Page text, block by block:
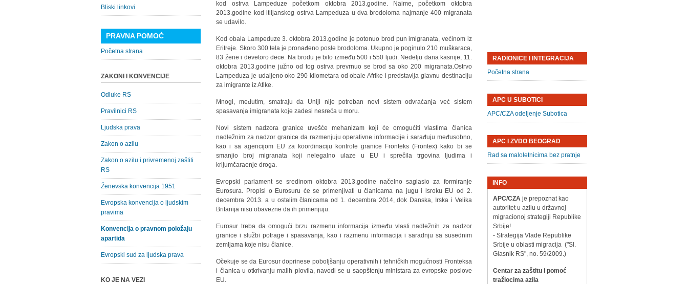
kod ostrva Lampeduze početkom oktobra 2013.godine. Naime, početkom oktobra
2013.godine kod itlijanskog ostrva Lampeduza u dva brodoloma najmanje 400 migranata
se udavilo.
Kod obala Lampeduze 3. oktobra 2013.godine je potonuo brod pun imigranata, većinom iz
Eritreje. Skoro 300 tela je pronađeno posle brodoloma. Ukupno je poginulo 210 muškaraca,
83 žene i devetoro dece. Na brodu je bilo između 500 i 550 ljudi. Nedelju dana kasnije, 11.
oktobra 2013.godine južno od tog ostrva prevrnuo se brod sa oko 200 migranata.Ostrvo
Lampeduza je udaljeno oko 290 kilometara od obale Afrike i predstavlja glavnu destinaciju
za imigrante iz Afike.
Mnogi, međutim, smatraju da Uniji nije potreban novi sistem odvraćanja već sistem
spasavanja imigranata koje zadesi nesreća u moru.
Novi sistem nadzora granice uvešće mehanizam koji će omogućiti vlastima članica
nadležnim za nadzor granice da razmenjuju operativne informacije i sarađuju međusobno,
kao i sa agencijom EU za koordinaciju kontrole granice Fronteks (Frontex) kako bi se
smanjio broj migranata koji nelegalno ulaze u EU i sprečila trgovina ljudima i
krijumčaraenje droga.
Evropski parlament se sredinom oktobra 2013.godine načelno saglasio za formiranje
Eurosura. Propisi o Eurosuru će se primenjivati u članicama na jugu i isroku EU od 2.
decembra 2013. a u ostalim članicama od 1. decembra 2014, dok Danska, Irska i Velika
Britanija nisu obavezne da ih primenjuju.
Eurosur treba da omogući brzu razmenu informacija između vlasti nadležnih za nadzor
granice i službi potrage i spasavanja, kao i razmenu informacija i saradnju sa susednim
zemljama koje nisu članice.
Očekuje se da Eurosur doprinese poboljšanju operativnih i tehničkih mogućnosti Fronteksa
i članica u otkrivanju malih plovila, navodi se u saopštenju ministara za evropske poslove
EU.
Bliski linkovi
PRAVNA POMOĆ
Početna strana
ZAKONI I KONVENCIJE
Odluke RS
Pravilnici RS
Ljudska prava
Zakon o azilu
Zakon o azilu i privremenoj zaštiti
RS
Ženevska konvencija 1951
Evropska konvencija o ljudskim
pravima
Konvencija o pravnom položaju
apartida
Evropski sud za ljudska prava
KO JE NA VEZI
RADIONICE I INTEGRACIJA
Početna strana
APC U SUBOTICI
APC/CZA odeljenje Subotica
APC I ZVDO BEOGRAD
Rad sa maloletnicima bez pratnje
INFO
APC/CZAje prepoznat kao
autoritet u azilu u državnoj
migracionoj strategiji Republike
Srbije!
- Strategija Vlade Republike
Srbije u oblasti migracija ("Sl.
Glasnik RS", no. 59/2009.)
Centar za zaštitu i pomoć
tražiocima azila